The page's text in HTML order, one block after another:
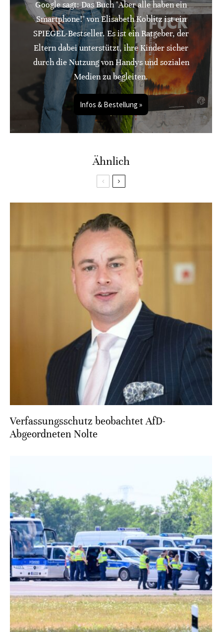
Google sagt: Das Buch "Aber alle haben ein
Smartphone!" von Elisabeth Koblitz ist ein
SPIEGEL-Bestseller. Es ist ein Ratgeber, der
Eltern dabei unterstützt, ihre Kinder sicher
durch die Nutzung von Handys und sozialen
Medien zu begleiten.
Infos & Bestellung »
Ähnlich
Verfassungsschutz beobachtet AfD-
Abgeordneten Nolte